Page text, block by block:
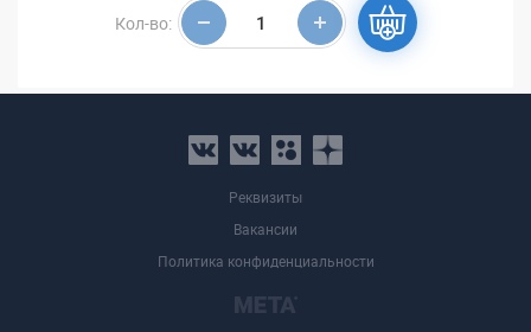
Кол-во:
Реквизиты
Вакансии
Политика конфиденциальности